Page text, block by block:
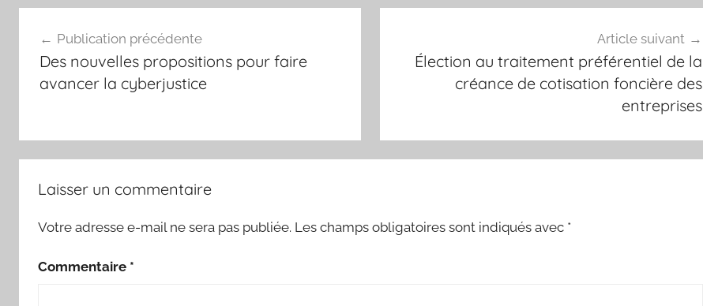
de
l’article
Publication précédente
Des nouvelles propositions pour faire
avancer la cyberjustice
Article suivant
Élection au traitement préférentiel de la
créance de cotisation foncière des
entreprises
Laisser un commentaire
Votre adresse e-mail ne sera pas publiée. Les champs obligatoires sont indiqués avec *
Commentaire *